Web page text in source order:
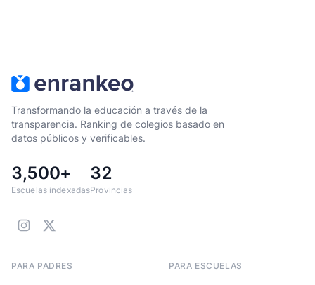
Transformando la educación a través de la
transparencia. Ranking de colegios basado en
datos públicos y verificables.
3,500+
Escuelas indexadas
32
Provincias
PARA PADRES PARA ESCUELAS